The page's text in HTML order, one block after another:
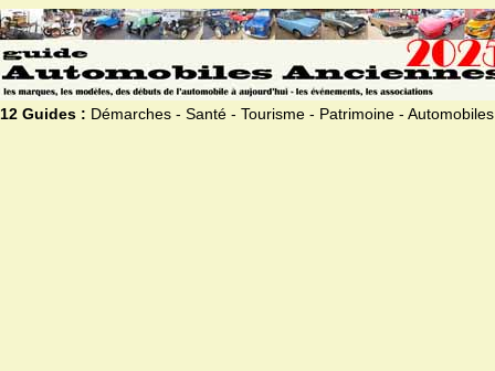
12 Guides : Démarches - Santé - Tourisme - Patrimoine - Automobiles